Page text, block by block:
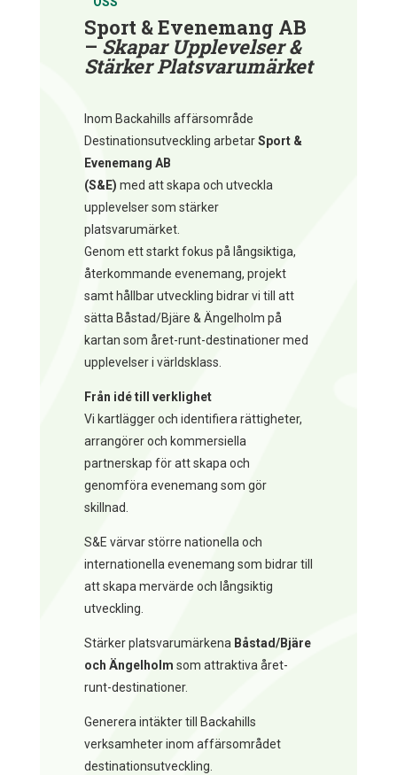
Sport & Evenemang AB
–Skapar Upplevelser &
Stärker Platsvarumärket
Inom Backahills affärsområde
Destinationsutveckling arbetarSport &
Evenemang AB
(S&E) med att skapa och utveckla
upplevelser som stärker
platsvarumärket.
Genom ett starkt fokus på långsiktiga,
återkommande evenemang, projekt
samt hållbar utveckling bidrar vi till att
sätta Båstad/Bjäre & Ängelholm på
kartan som året-runt-destinationer med
upplevelser i världsklass.
Från idé till verklighet
Vi kartlägger och identifiera rättigheter,
arrangörer och kommersiella
partnerskap för att skapa och
genomföra evenemang som gör
skillnad.
S&E värvar större nationella och
internationella evenemang som bidrar till
att skapa mervärde och långsiktig
utveckling.
Stärker platsvarumärkena Båstad/Bjäre
och Ängelholm som attraktiva året-
runt-destinationer.
Generera intäkter till Backahills
verksamheter inom affärsområdet
destinationsutveckling.